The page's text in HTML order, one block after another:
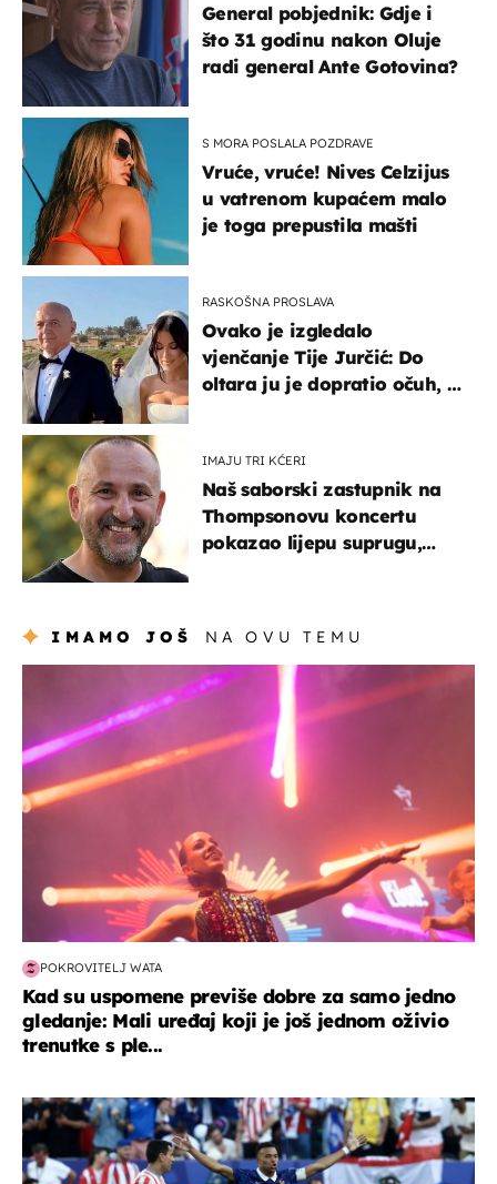
General pobjednik: Gdje i
što 31 godinu nakon Oluje
radi general Ante Gotovina?
S MORA POSLALA POZDRAVE
Vruće, vruće! Nives Celzijus
u vatrenom kupaćem malo
je toga prepustila mašti
RASKOŠNA PROSLAVA
Ovako je izgledalo
vjenčanje Tije Jurčić: Do
oltara ju je dopratio očuh, a
IMAJU TRI KĆERI
Naš saborski zastupnik na
Thompsonovu koncertu
pokazao lijepu suprugu,
IMAMO JOŠ NA OVU TEMU
POKROVITELJ WATA
Kad su uspomene previše dobre za samo jedno
gledanje: Mali uređaj koji je još jednom oživio
trenutke s ple...
svjetsko prvenstvo 2026